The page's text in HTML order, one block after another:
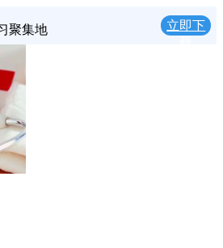
聚集地
立即下